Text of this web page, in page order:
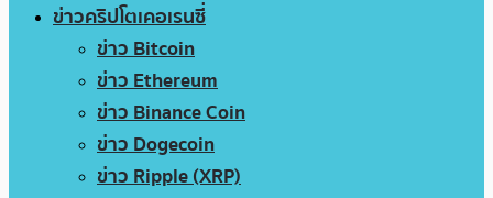
ข่าวคริปโตเคอเรนซี่
ข่าว Bitcoin
ข่าว Ethereum
ข่าว Binance Coin
ข่าว Dogecoin
ข่าว Ripple (XRP)